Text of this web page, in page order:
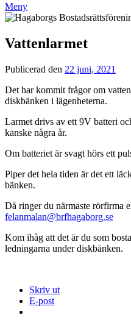
Meny
Vattenlarmet
Publicerad den 22 juni, 2021
Det har kommit frågor om
diskbänken i lägenheterna.
Larmet drivs av ett 9V batteri
kanske några år.
Om batteriet är svagt hörs ett
Piper det hela tiden är det ett
bänken.
Då ringer du närmaste rörfirma
felanmalan@brfhagaborg.se
Kom ihåg att det är du som
ledningarna under diskbänken.
Skriv ut
E-post